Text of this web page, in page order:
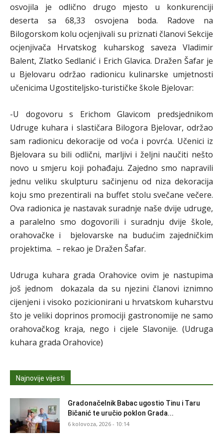
osvojila je odlično drugo mjesto u konkurenciji
deserta sa 68,33 osvojena boda. Radove na
Bilogorskom kolu ocjenjivali su priznati članovi Sekcije
ocjenjivača Hrvatskog kuharskog saveza Vladimir
Balent, Zlatko Sedlanić i Erich Glavica. Dražen Šafar je
u Bjelovaru održao radionicu kulinarske umjetnosti
učenicima Ugostiteljsko-turističke škole Bjelovar:
-U dogovoru s Erichom Glavicom predsjednikom
Udruge kuhara i slastičara Bilogora Bjelovar, održao
sam radionicu dekoracije od voća i povrća. Učenici iz
Bjelovara su bili odlični, marljivi i željni naučiti nešto
novo u smjeru koji pohađaju. Zajedno smo napravili
jednu veliku skulpturu sačinjenu od niza dekoracija
koju smo prezentirali na buffet stolu svečane večere.
Ova radionica je nastavak suradnje naše dvije udruge,
a paralelno smo dogovorili i suradnju dvije škole,
orahovačke i bjelovarske na budućim zajedničkim
projektima. – rekao je Dražen Šafar.
Udruga kuhara grada Orahovice ovim je nastupima
još jednom dokazala da su njezini članovi iznimno
cijenjeni i visoko pozicionirani u hrvatskom kuharstvu
što je veliki doprinos promociji gastronomije ne samo
orahovačkog kraja, nego i cijele Slavonije. (Udruga
kuhara grada Orahovice)
Najnovije vijesti
Gradonačelnik Babac ugostio Tinu i Taru
Bičanić te uručio poklon Grada...
6 kolovoza, 2026 - 10:14